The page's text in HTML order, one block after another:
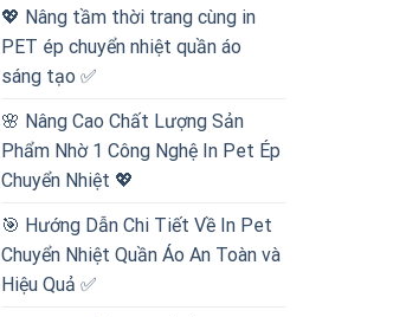
💖 Nâng tầm thời trang cùng in
PET ép chuyển nhiệt quần áo
sáng tạo ✅
🌸 Nâng Cao Chất Lượng Sản
Phẩm Nhờ 1 Công Nghệ In Pet Ép
Chuyển Nhiệt 💖
🎯 Hướng Dẫn Chi Tiết Về In Pet
Chuyển Nhiệt Quần Áo An Toàn và
Hiệu Quả ✅